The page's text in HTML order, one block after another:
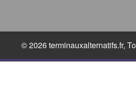
© 2026 terminauxalternatifs.fr,